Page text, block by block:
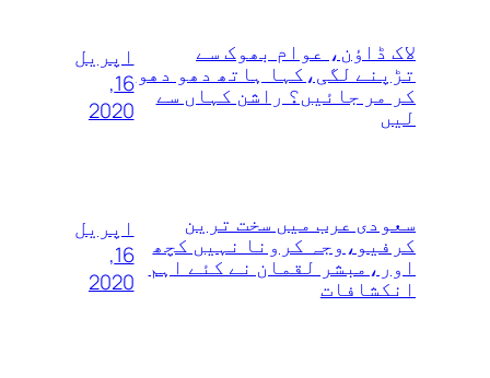
لاک ڈاؤن، عوام بھوک سے
تڑپنے لگی،کہا ہاتھ دھو دھو
کر مر جائیں؟ راشن کہاں سے
لیں
اپریل
16,
2020
سعودی عرب میں سخت ترین
کرفیو،وجہ کرونا نہیں کچھ
اور،مبشر لقمان نے کئے اہم
انکشافات
اپریل
16,
2020